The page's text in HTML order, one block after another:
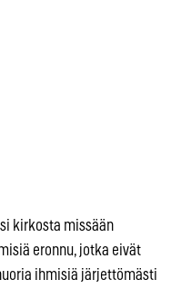
kirkosta missään
eronnu, jotka eivät
ihmisiä järjettömästi